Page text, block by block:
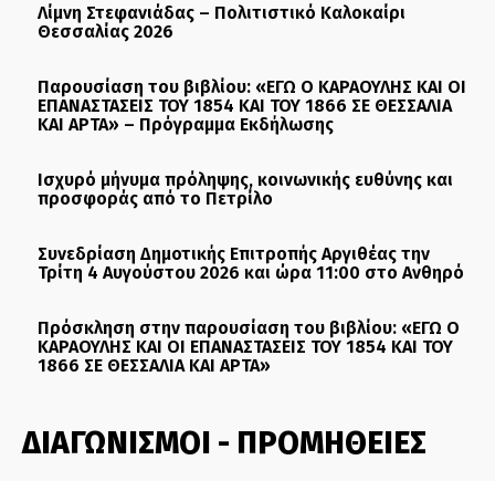
Λίμνη Στεφανιάδας – Πολιτιστικό Καλοκαίρι
Θεσσαλίας 2026
Παρουσίαση του βιβλίου: «ΕΓΩ Ο ΚΑΡΑΟΥΛΗΣ ΚΑΙ ΟΙ
ΕΠΑΝΑΣΤΑΣΕΙΣ ΤΟΥ 1854 ΚΑΙ ΤΟΥ 1866 ΣΕ ΘΕΣΣΑΛΙΑ
ΚΑΙ ΑΡΤΑ» – Πρόγραμμα Εκδήλωσης
Ισχυρό μήνυμα πρόληψης, κοινωνικής ευθύνης και
προσφοράς από το Πετρίλο
Συνεδρίαση Δημοτικής Επιτροπής Αργιθέας την
Τρίτη 4 Αυγούστου 2026 και ώρα 11:00 στο Ανθηρό
Πρόσκληση στην παρουσίαση του βιβλίου: «ΕΓΩ Ο
ΚΑΡΑΟΥΛΗΣ ΚΑΙ ΟΙ ΕΠΑΝΑΣΤΑΣΕΙΣ ΤΟΥ 1854 ΚΑΙ ΤΟΥ
1866 ΣΕ ΘΕΣΣΑΛΙΑ ΚΑΙ ΑΡΤΑ»
ΔΙΑΓΩΝΙΣΜΟΙ - ΠΡΟΜΗΘΕΙΕΣ